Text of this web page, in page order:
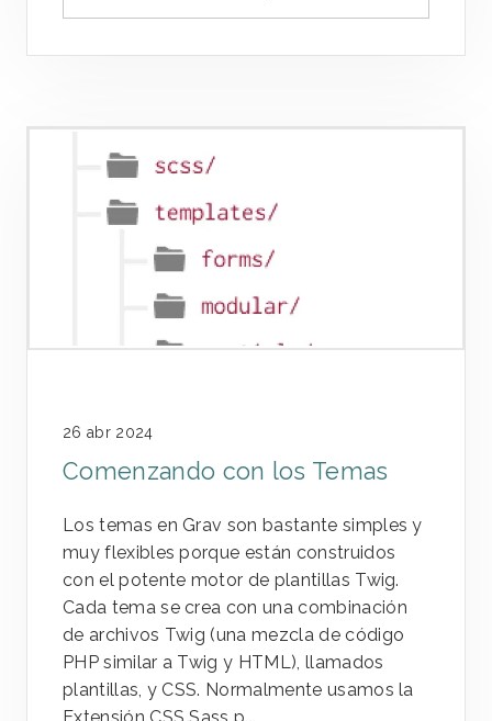
26 abr 2024
Comenzando con los Temas
Los temas en Grav son bastante simples y
muy flexibles porque están construidos
con el potente motor de plantillas Twig.
Cada tema se crea con una combinación
de archivos Twig (una mezcla de código
PHP similar a Twig y HTML), llamados
plantillas, y CSS. Normalmente usamos la
Extensión CSS Sass p...